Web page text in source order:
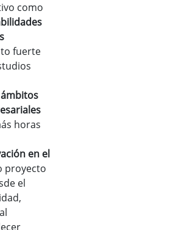
como
fuerte
horas
en el
proyecto
el